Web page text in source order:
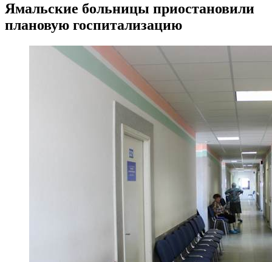
Ямальские больницы приостановили
плановую госпитализацию